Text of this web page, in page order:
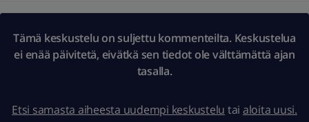
Tämä keskustelu on suljettu kommenteilta. Keskustelua
ei enää päivitetä, eivätkä sen tiedot ole välttämättä ajan
tasalla.
Etsi samasta aiheesta uudempi keskustelu tai aloita uusi.